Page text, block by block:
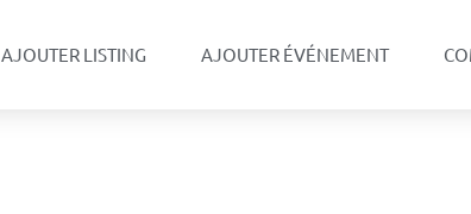
AJOUTER LISTING AJOUTER ÉVÉNEMENT